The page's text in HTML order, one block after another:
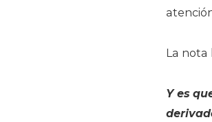
La nota
Y es